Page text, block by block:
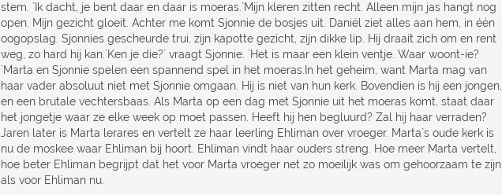
stem. `Ik dacht, je bent daar en daar is moeras.`Mijn kleren zitten recht. Alleen mijn jas hangt nog
open. Mijn gezicht gloeit. Achter me komt Sjonnie de bosjes uit. Daniël ziet alles aan hem, in één
oogopslag. Sjonnies gescheurde trui, zijn kapotte gezicht, zijn dikke lip. Hij draait zich om en rent
weg, zo hard hij kan.`Ken je die?` vraagt Sjonnie. `Het is maar een klein ventje. Waar woont-ie?
`Marta en Sjonnie spelen een spannend spel in het moeras.In het geheim, want Marta mag van
haar vader absoluut niet met Sjonnie omgaan. Hij is niet van hun kerk. Bovendien is hij een jongen,
en een brutale vechtersbaas. Als Marta op een dag met Sjonnie uit het moeras komt, staat daar
het jongetje waar ze elke week op moet passen. Heeft hij hen begluurd? Zal hij haar verraden?
Jaren later is Marta lerares en vertelt ze haar leerling Ehliman over vroeger. Marta`s oude kerk is
nu de moskee waar Ehliman bij hoort. Ehliman vindt haar ouders streng. Hoe meer Marta vertelt,
hoe beter Ehliman begrijpt dat het voor Marta vroeger net zo moeilijk was om gehoorzaam te zijn
als voor Ehliman nu.